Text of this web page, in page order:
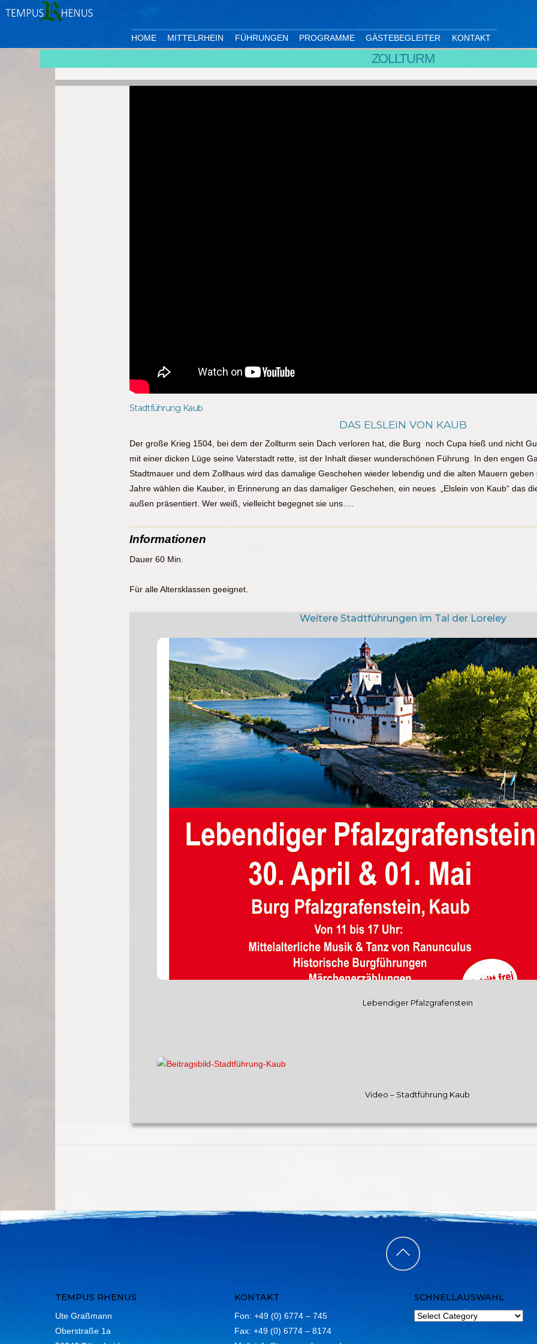
HOME MITTELRHEIN FÜHRUNGEN PROGRAMME GÄSTEBEGLEITER KONTAKT
ZOLLTURM
Stadtführung Kaub
DAS ELSLEIN VON KAUB
Der große Krieg 1504, bei dem der Zollturm sein Dach verloren hat, die Burg noch Cupa hieß und nicht
mit einer dicken Lüge seine Vaterstadt rette, ist der Inhalt dieser wunderschönen Führung. In den engen
Stadtmauer und dem Zollhaus wird das damalige Geschehen wieder lebendig und die alten Mauern
Jahre wählen die Kauber, in Erinnerung an das damaliger Geschehen, ein neues „Elslein von Kaub“ das
außen präsentiert. Wer weiß, vielleicht begegnet sie uns….
Informationen
Dauer 60 Min.
Für alle Altersklassen geeignet.
Weitere Stadtführungen im Tal der Loreley
Lebendiger Pfalzgrafenstein
Video – Stadtführung Kaub
Back
top
TEMPUS RHENUS
Ute Graßmann
Oberstraße 1a
KONTAKT
Fon: +49 (0) 6774 – 745
Fax: +49 (0) 6774 – 8174
SCHNELLAUSWAHL